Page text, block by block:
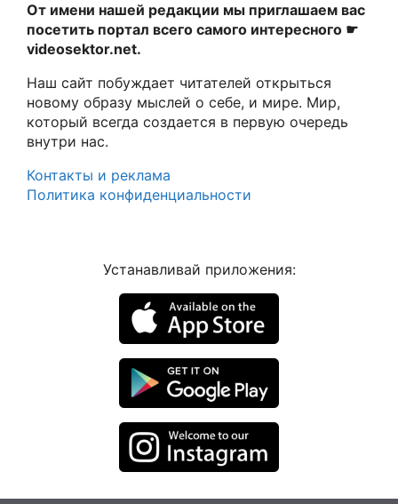
От имени нашей редакции мы приглашаем вас
посетить портал всего самого интересного ☛
videosektor.net.
Наш сайт побуждает читателей открыться
новому образу мыслей о себе, и мире. Мир,
который всегда создается в первую очередь
внутри нас.
Контакты и реклама
Политика конфиденциальности
Устанавливай приложения: